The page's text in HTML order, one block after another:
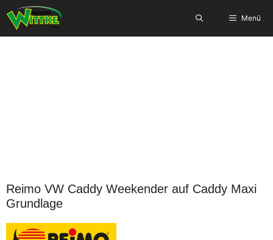
Zum
Inhalt
springen
Menü
Reimo VW Caddy Weekender auf Caddy Maxi
Grundlage